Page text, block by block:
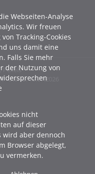
Webseiten-Analyse
Wir freuen
Tracking-Cookies
uns damit eine
Falls Sie mehr
der Nutzung von
nicht
auf dieser
wird aber dennoch
Browser abgelegt,
vermerken.
Pexels
Stand: 13.07.2026